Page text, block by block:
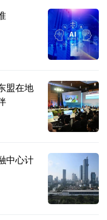
盟在地
中心计